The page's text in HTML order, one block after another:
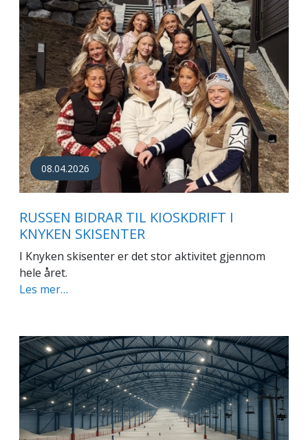
08.04.2026
RUSSEN BIDRAR TIL KIOSKDRIFT I
KNYKEN SKISENTER
I Knyken skisenter er det stor aktivitet gjennom
hele året.
Les mer…